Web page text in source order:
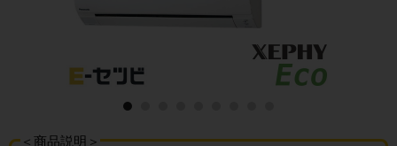
＜商品説明＞